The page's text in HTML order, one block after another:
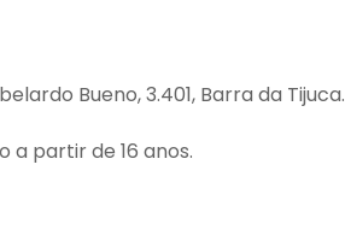
Bueno, 3.401, Barra da Tijuca.
a partir de 16 anos.